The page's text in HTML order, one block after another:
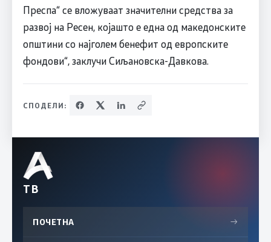
Преспа“ се вложуваат значителни средства за
развој на Ресен, којашто е една од македонските
општини со најголем бенефит од европските
фондови“, заклучи Сиљановска-Давкова.
СПОДЕЛИ:
ТВ
ПОЧЕТНА →